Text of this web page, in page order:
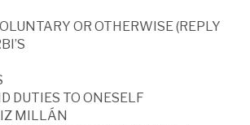
OR OTHERWISE (REPLY
DUTIES TO ONESELF
MILLÁN